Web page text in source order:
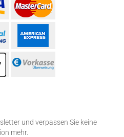
und verpassen Sie keine
mehr.